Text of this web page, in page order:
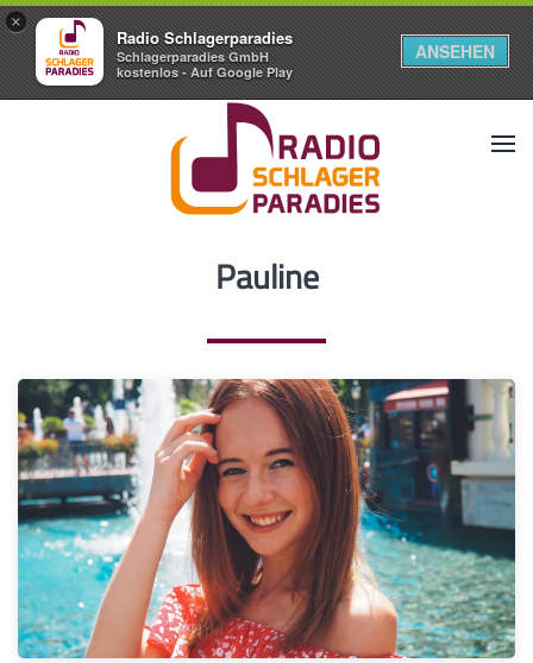
×
Radio Schlagerparadies
Schlagerparadies GmbH
kostenlos - Auf Google Play
ANSEHEN
Pauline